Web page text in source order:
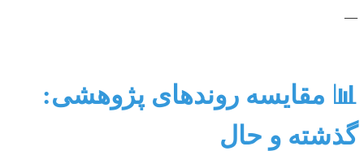
—
📊 مقایسه روندهای پژوهشی:
گذشته و حال